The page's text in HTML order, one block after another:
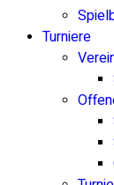
Turniere